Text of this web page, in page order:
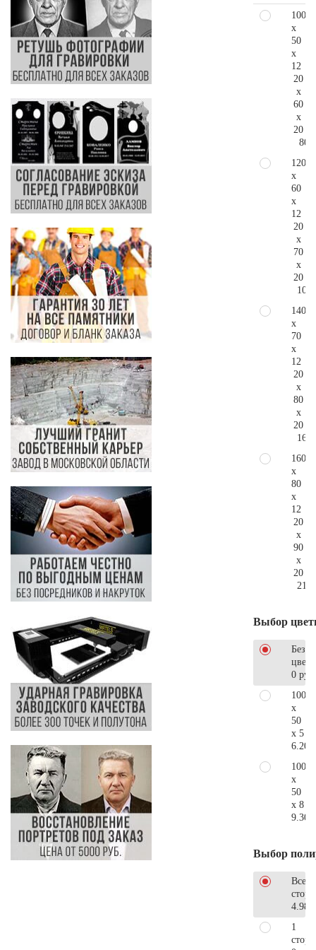
100
x
50
x
12
20
x
60
x
20
120
x
60
x
12
20
x
70
x
20
140
x
70
x
12
20
x
80
x
20
160
x
80
x
12
20
x
90
x
20
Выбор
Без
0 руб.
100
x
50
x 5
100
x
50
x 8
Выбор
Все
1